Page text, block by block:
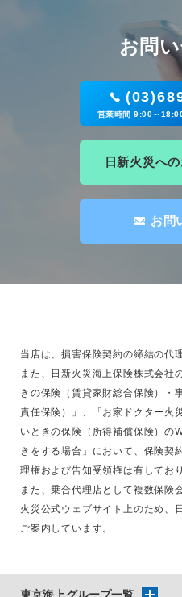
お問
営業時間 9:00～
日新火災へ
お問
当店は、損害保険契約の締結の代
また、日新火災海上保険株式会社
きの保険（賃貸家財総合保険）・
責任保険）」、「お家ドクター火
いときの保険（所得補償保険）の
きをする場合」において、保険契
理権および告知受領権は有してお
また、乗合代理店として複数保険
火災公式ウェブサイト上のため、
ご案内しています。
東京海上グループ一覧